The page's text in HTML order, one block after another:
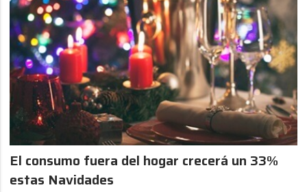
El consumo fuera del hogar crecerá un 33%
estas Navidades